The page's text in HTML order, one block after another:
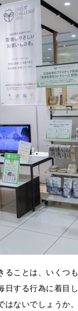
ることは、いくつ
日する行為に着目
はないでしょうか。